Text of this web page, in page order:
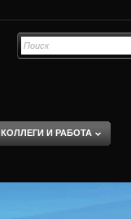
КОЛЛЕГИ И РАБОТА